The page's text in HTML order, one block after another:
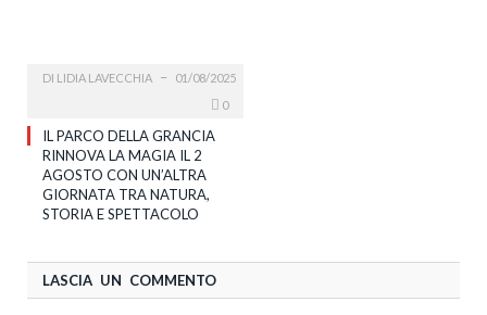
DI LIDIA LAVECCHIA
01/08/2025
0
IL PARCO DELLA GRANCIA
RINNOVA LA MAGIA IL 2
AGOSTO CON UN’ALTRA
GIORNATA TRA NATURA,
STORIA E SPETTACOLO
LASCIA UN COMMENTO